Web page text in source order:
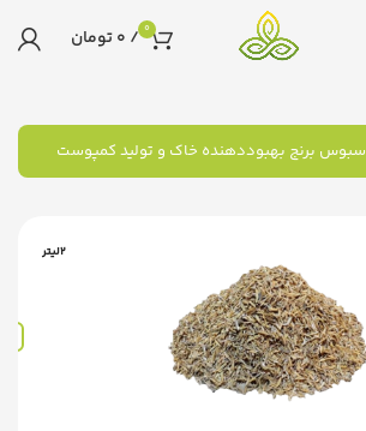
0
/
0تومان
سبوس برنج بهبوددهنده خاک و تولید کمپوست
2لیتر